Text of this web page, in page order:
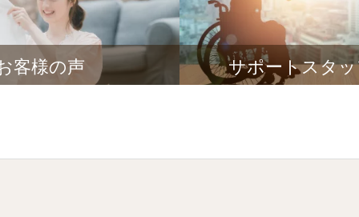
客様の声 サポートスタ